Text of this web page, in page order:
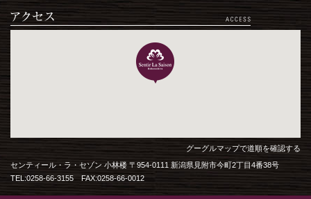
グーグルマップで道順を確認する
センティール・ラ・セゾン 小林楼 〒954-0111 新潟県見附市今町2丁目4番38号
TEL:0258-66-3155 FAX:0258-66-0012